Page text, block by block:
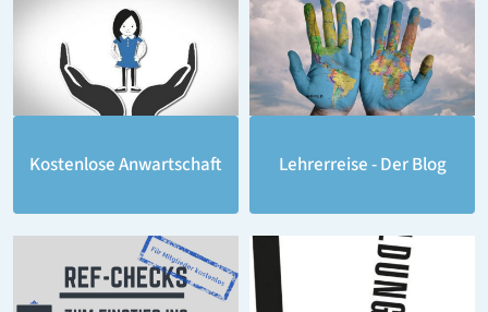
Kostenlose Anwartschaft Lehrerreise - Der Blog